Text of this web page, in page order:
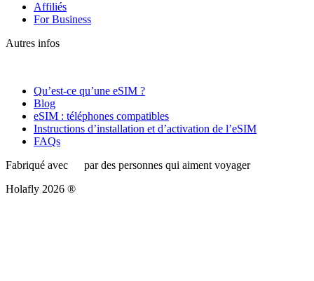
Affiliés
For Business
Autres infos
Qu’est-ce qu’une eSIM ?
Blog
eSIM : téléphones compatibles
Instructions d’installation et d’activation de l’eSIM
FAQs
Fabriqué avec
par des personnes qui aiment voyager
Holafly 2026 ®